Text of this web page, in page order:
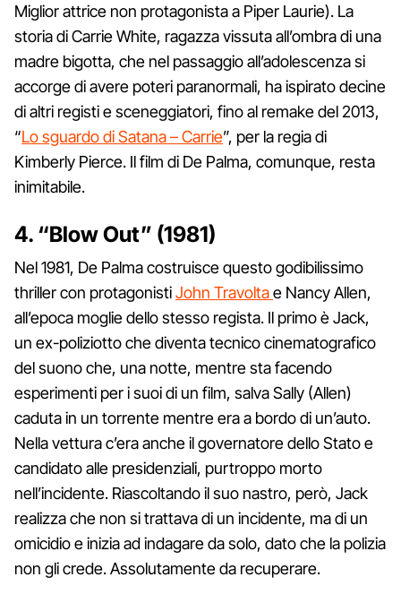
Miglior attrice non protagonista a Piper Laurie). La
storia di Carrie White, ragazza vissuta all’ombra di una
madre bigotta, che nel passaggio all’adolescenza si
accorge di avere poteri paranormali, ha ispirato decine
di altri registi e sceneggiatori, fino al remake del 2013,
“Lo sguardo di Satana – Carrie”, per la regia di
Kimberly Pierce. Il film di De Palma, comunque, resta
inimitabile.
4. “Blow Out” (1981)
Nel 1981, De Palma costruisce questo godibilissimo
thriller con protagonistiJohn Travoltae Nancy Allen,
all’epoca moglie dello stesso regista. Il primo è Jack,
un ex-poliziotto che diventa tecnico cinematografico
del suono che, una notte, mentre sta facendo
esperimenti per i suoi di un film, salva Sally (Allen)
caduta in un torrente mentre era a bordo di un’auto.
Nella vettura c’era anche il governatore dello Stato e
candidato alle presidenziali, purtroppo morto
nell’incidente. Riascoltando il suo nastro, però, Jack
realizza che non si trattava di un incidente, ma di un
omicidio e inizia ad indagare da solo, dato che la polizia
non gli crede. Assolutamente da recuperare.